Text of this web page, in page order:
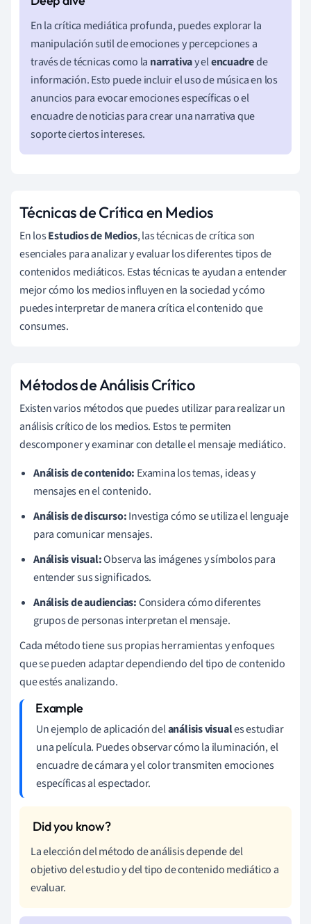
En la crítica mediática profunda, puedes explorar la
manipulación sutil de emociones y percepciones a
través de técnicas como la narrativay elencuadrede
información. Esto puede incluir el uso de música en los
anuncios para evocar emociones específicas o el
encuadre de noticias para crear una narrativa que
soporte ciertos intereses.
Técnicas de Crítica en Medios
En losEstudios de Medios, las técnicas de crítica son
esenciales para analizar y evaluar los diferentes tipos de
contenidos mediáticos. Estas técnicas te ayudan a entender
mejor cómo los medios influyen en la sociedad y cómo
puedes interpretar de manera crítica el contenido que
consumes.
Métodos de Análisis Crítico
Existen varios métodos que puedes utilizar para realizar un
análisis crítico de los medios. Estos te permiten
descomponer y examinar con detalle el mensaje mediático.
Análisis de contenido: Examina los temas, ideas y
mensajes en el contenido.
Análisis de discurso:Investiga cómo se utiliza el lenguaje
para comunicar mensajes.
Análisis visual:Observa las imágenes y símbolos para
entender sus significados.
Análisis de audiencias:Considera cómo diferentes
grupos de personas interpretan el mensaje.
Cada método tiene sus propias herramientas y enfoques
que se pueden adaptar dependiendo del tipo de contenido
que estés analizando.
Un ejemplo de aplicación delanálisis visuales estudiar
una película. Puedes observar cómo la iluminación, el
encuadre de cámara y el color transmiten emociones
específicas al espectador.
La elección del método de análisis depende del
objetivo del estudio y del tipo de contenido mediático a
evaluar.